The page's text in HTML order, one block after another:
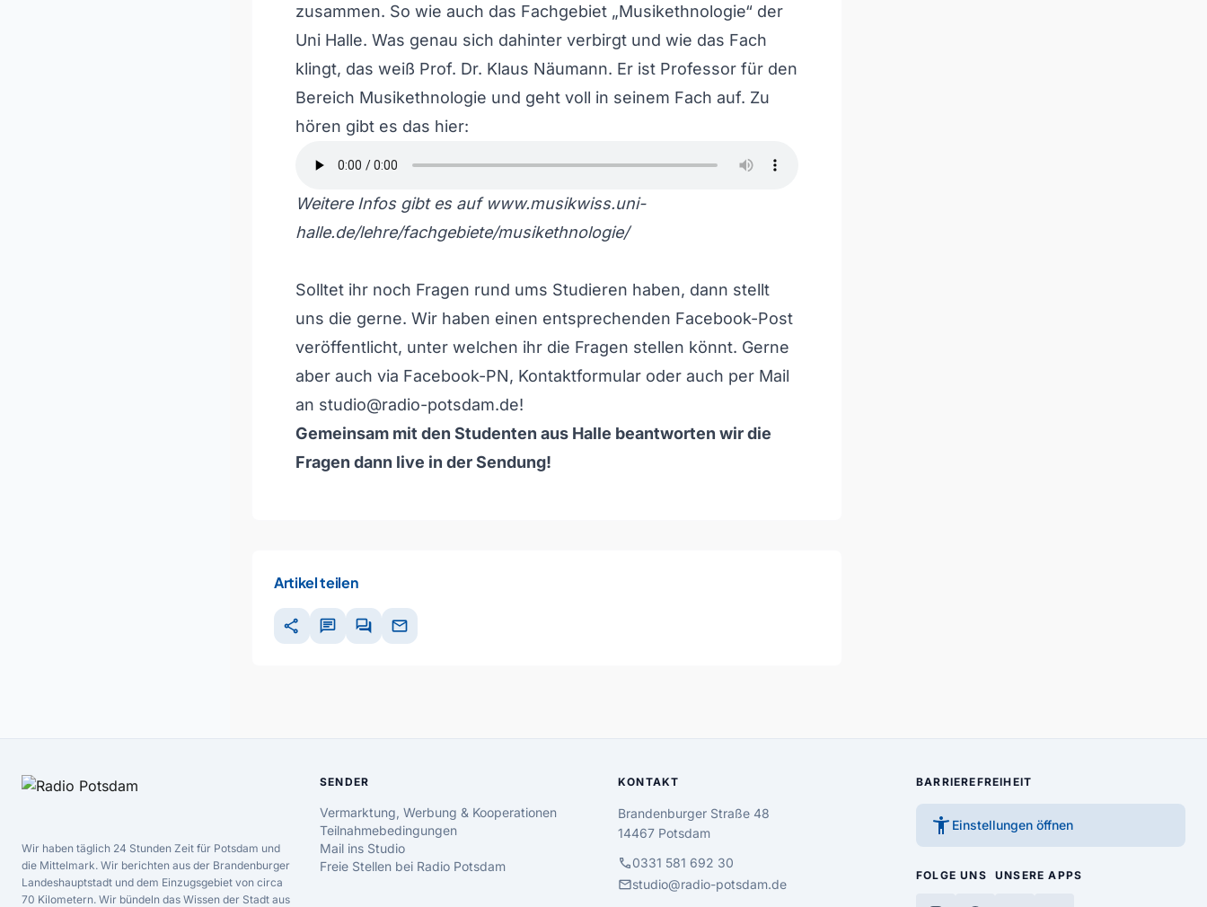
zusammen. So wie auch das Fachgebiet „Musikethnologie“ der
Uni Halle. Was genau sich dahinter verbirgt und wie das Fach
klingt, das weiß Prof. Dr. Klaus Näumann. Er ist Professor für den
Bereich Musikethnologie und geht voll in seinem Fach auf. Zu
hören gibt es das hier:
Weitere Infos gibt es auf www.musikwiss.uni-
halle.de/lehre/fachgebiete/musikethnologie/
Solltet ihr noch Fragen rund ums Studieren haben, dann stellt
uns die gerne. Wir haben einen entsprechenden Facebook-Post
veröffentlicht, unter welchen ihr die Fragen stellen könnt. Gerne
aber auch via Facebook-PN, Kontaktformular oder auch per Mail
an studio@radio-potsdam.de!
Gemeinsam mit den Studenten aus Halle beantworten wir die
Fragen dann live in der Sendung!
Artikel teilen
share chat forum mail
Wir haben täglich 24 Stunden Zeit für Potsdam und
die Mittelmark. Wir berichten aus der Brandenburger
Landeshauptstadt und dem Einzugsgebiet von circa
70 Kilometern. Wir bündeln das Wissen der Stadt aus
SENDER
Vermarktung, Werbung & Kooperationen
Teilnahmebedingungen
Mail ins Studio
Freie Stellen bei Radio Potsdam
KONTAKT
Brandenburger Straße 48
14467 Potsdam
call0331 581 692 30
mailstudio@radio-potsdam.de
BARRIEREFREIHEIT
accessibility_new Einstellungen öffnen
FOLGE UNS UNSERE APPS